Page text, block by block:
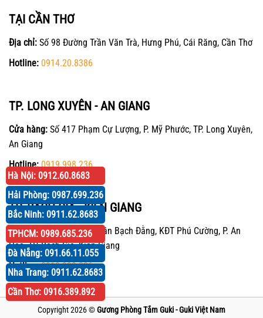
TẠI CẦN THƠ
Địa chỉ: Số 98 Đường Trần Văn Trà, Hưng Phú, Cái Răng, Cần Thơ
Hotline: 0914.20.8386
TP. LONG XUYÊN - AN GIANG
Cửa hàng: Số 417 Phạm Cự Lượng, P. Mỹ Phước, TP. Long Xuyên,
An Giang
Hotline: 0919.998.236
TP. RẠCH GIÁ - KIÊN GIANG
Cửa hàng:P30 Căn 07 Trần Bạch Đằng, KĐT Phú Cường, P. An
Hòa, TP. Rạch Giá, Kiên Giang
Hotline: 0919.998.236
Copyright 2026 ©Gương Phòng Tắm Guki - Guki Việt Nam
Hà Nội: 0912.60.8683
Hải Phòng: 0987.699.236
Bắc Ninh: 0911.62.8683
TPHCM: 0989.685.236
Đà Nẵng: 091.66.11.055
Nha Trang: 0911.62.8683
Cần Thơ: 0916.389.892